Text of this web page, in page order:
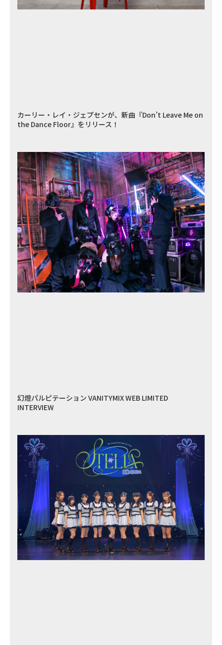
カーリー・レイ・ジェプセンが、新曲『Don’t Leave Me on
the Dance Floor』をリリース！
幻燈パルピテーション VANITYMIX WEB LIMITED
INTERVIEW